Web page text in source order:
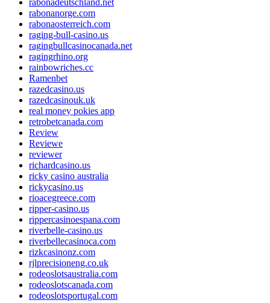
rabonanorge.com
rabonaosterreich.com
raging-bull-casino.us
ragingbullcasinocanada.net
ragingrhino.org
rainbowriches.cc
Ramenbet
razedcasino.us
razedcasinouk.uk
real money pokies app
retrobetcanada.com
Review
Reviewe
reviewer
richardcasino.us
ricky casino australia
rickycasino.us
rioacegreece.com
ripper-casino.us
rippercasinoespana.com
riverbelle-casino.us
riverbellecasinoca.com
rizkcasinonz.com
rjlprecisioneng.co.uk
rodeoslotsaustralia.com
rodeoslotscanada.com
rodeoslotsportugal.com